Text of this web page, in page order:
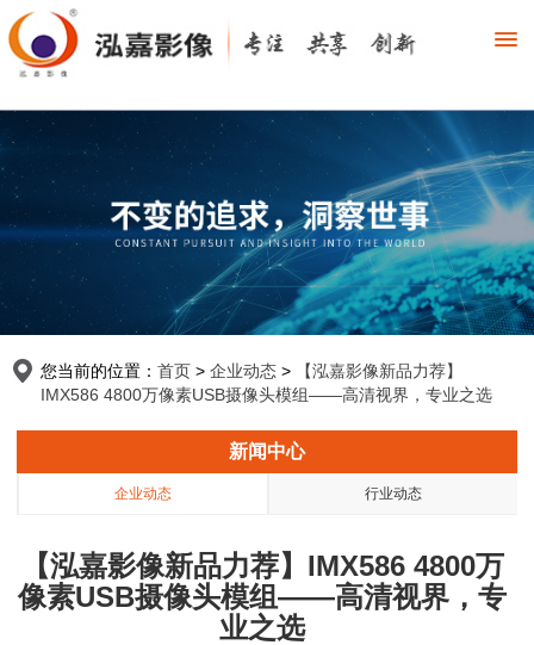
您当前的位置： 首页 > 企业动态 >
【泓嘉影像新品力荐】
IMX586 4800万像素USB摄像头模组——高清视界，专业之选
新闻中心
企业动态 行业动态
【泓嘉影像新品力荐】IMX586 4800万
像素USB摄像头模组——高清视界，专
业之选